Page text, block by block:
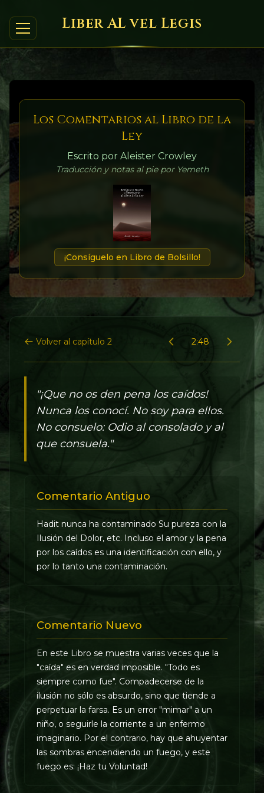
Liber AL vel Legis
Los Comentarios al Libro de la
Ley
Escrito por Aleister Crowley
Traducción y notas al pie por Yemeth
¡Consíguelo en Libro de Bolsillo!
Volver al capítulo 2 2:48
"¡Que no os den pena los caídos!
Nunca los conocí. No soy para ellos.
No consuelo: Odio al consolado y al
que consuela."
Comentario Antiguo
Hadit nunca ha contaminado Su pureza con la
Ilusión del Dolor, etc. Incluso el amor y la pena
por los caídos es una identificación con ello, y
por lo tanto una contaminación.
Comentario Nuevo
En este Libro se muestra varias veces que la
"caída" es en verdad imposible. "Todo es
siempre como fue". Compadecerse de la
ilusión no sólo es absurdo, sino que tiende a
perpetuar la farsa. Es un error "mimar" a un
niño, o seguirle la corriente a un enfermo
imaginario. Por el contrario, hay que ahuyentar
las sombras encendiendo un fuego, y este
fuego es: ¡Haz tu Voluntad!